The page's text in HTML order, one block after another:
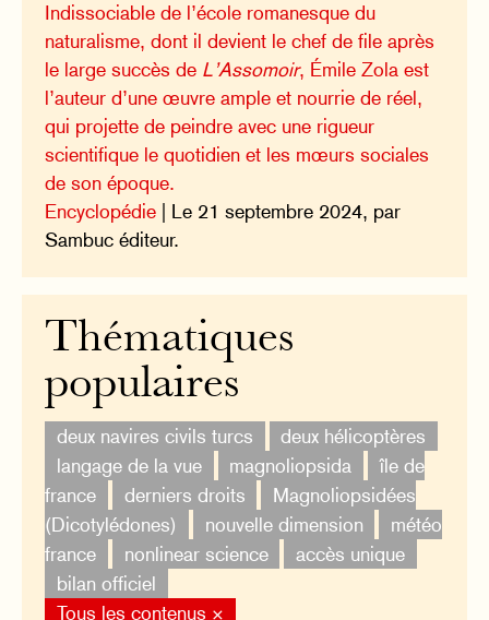
Indissociable de l’école romanesque du
naturalisme, dont il devient le chef de file après
le large succès de L’Assomoir, Émile Zola est
l’auteur d’une œuvre ample et nourrie de réel,
qui projette de peindre avec une rigueur
scientifique le quotidien et les mœurs sociales
de son époque.
Encyclopédie | Le 21 septembre 2024, par
Sambuc éditeur.
Thématiques
populaires
deux navires civils turcs
deux hélicoptères
langage de la vue
magnoliopsida
île de
france
derniers droits
Magnoliopsidées
(Dicotylédones)
nouvelle dimension
météo
france
nonlinear science
accès unique
bilan officiel
Tous les contenus ×